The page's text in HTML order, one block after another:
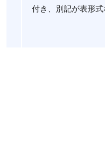
付き、別記が表形式